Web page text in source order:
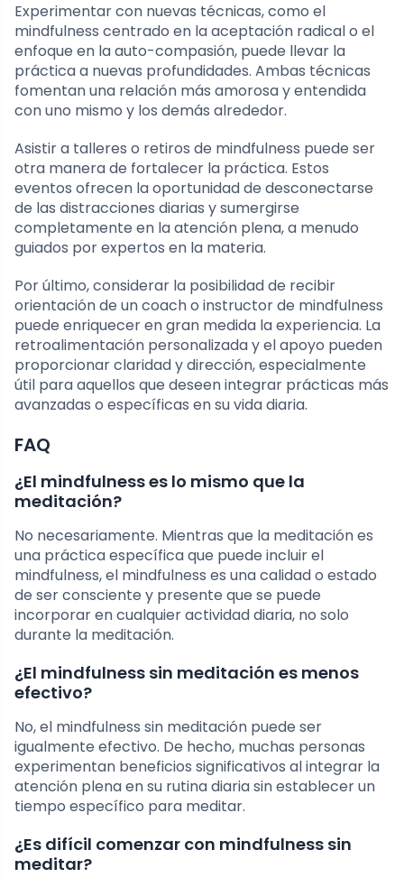
Experimentar con nuevas técnicas, como el
mindfulness centrado en la aceptación radical o el
enfoque en la auto-compasión, puede llevar la
práctica a nuevas profundidades. Ambas técnicas
fomentan una relación más amorosa y entendida
con uno mismo y los demás alrededor.
Asistir a talleres o retiros de mindfulness puede ser
otra manera de fortalecer la práctica. Estos
eventos ofrecen la oportunidad de desconectarse
de las distracciones diarias y sumergirse
completamente en la atención plena, a menudo
guiados por expertos en la materia.
Por último, considerar la posibilidad de recibir
orientación de un coach o instructor de mindfulness
puede enriquecer en gran medida la experiencia. La
retroalimentación personalizada y el apoyo pueden
proporcionar claridad y dirección, especialmente
útil para aquellos que deseen integrar prácticas más
avanzadas o específicas en su vida diaria.
FAQ
¿El mindfulness es lo mismo que la
meditación?
No necesariamente. Mientras que la meditación es
una práctica específica que puede incluir el
mindfulness, el mindfulness es una calidad o estado
de ser consciente y presente que se puede
incorporar en cualquier actividad diaria, no solo
durante la meditación.
¿El mindfulness sin meditación es menos
efectivo?
No, el mindfulness sin meditación puede ser
igualmente efectivo. De hecho, muchas personas
experimentan beneficios significativos al integrar la
atención plena en su rutina diaria sin establecer un
tiempo específico para meditar.
¿Es difícil comenzar con mindfulness sin
meditar?